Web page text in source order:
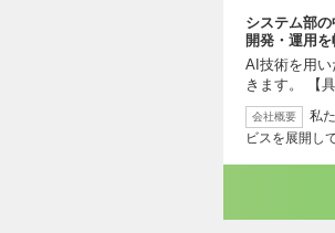
システム部
開発・運用
AI技術を用
きます。 【
会社概要
私
ビスを展開し